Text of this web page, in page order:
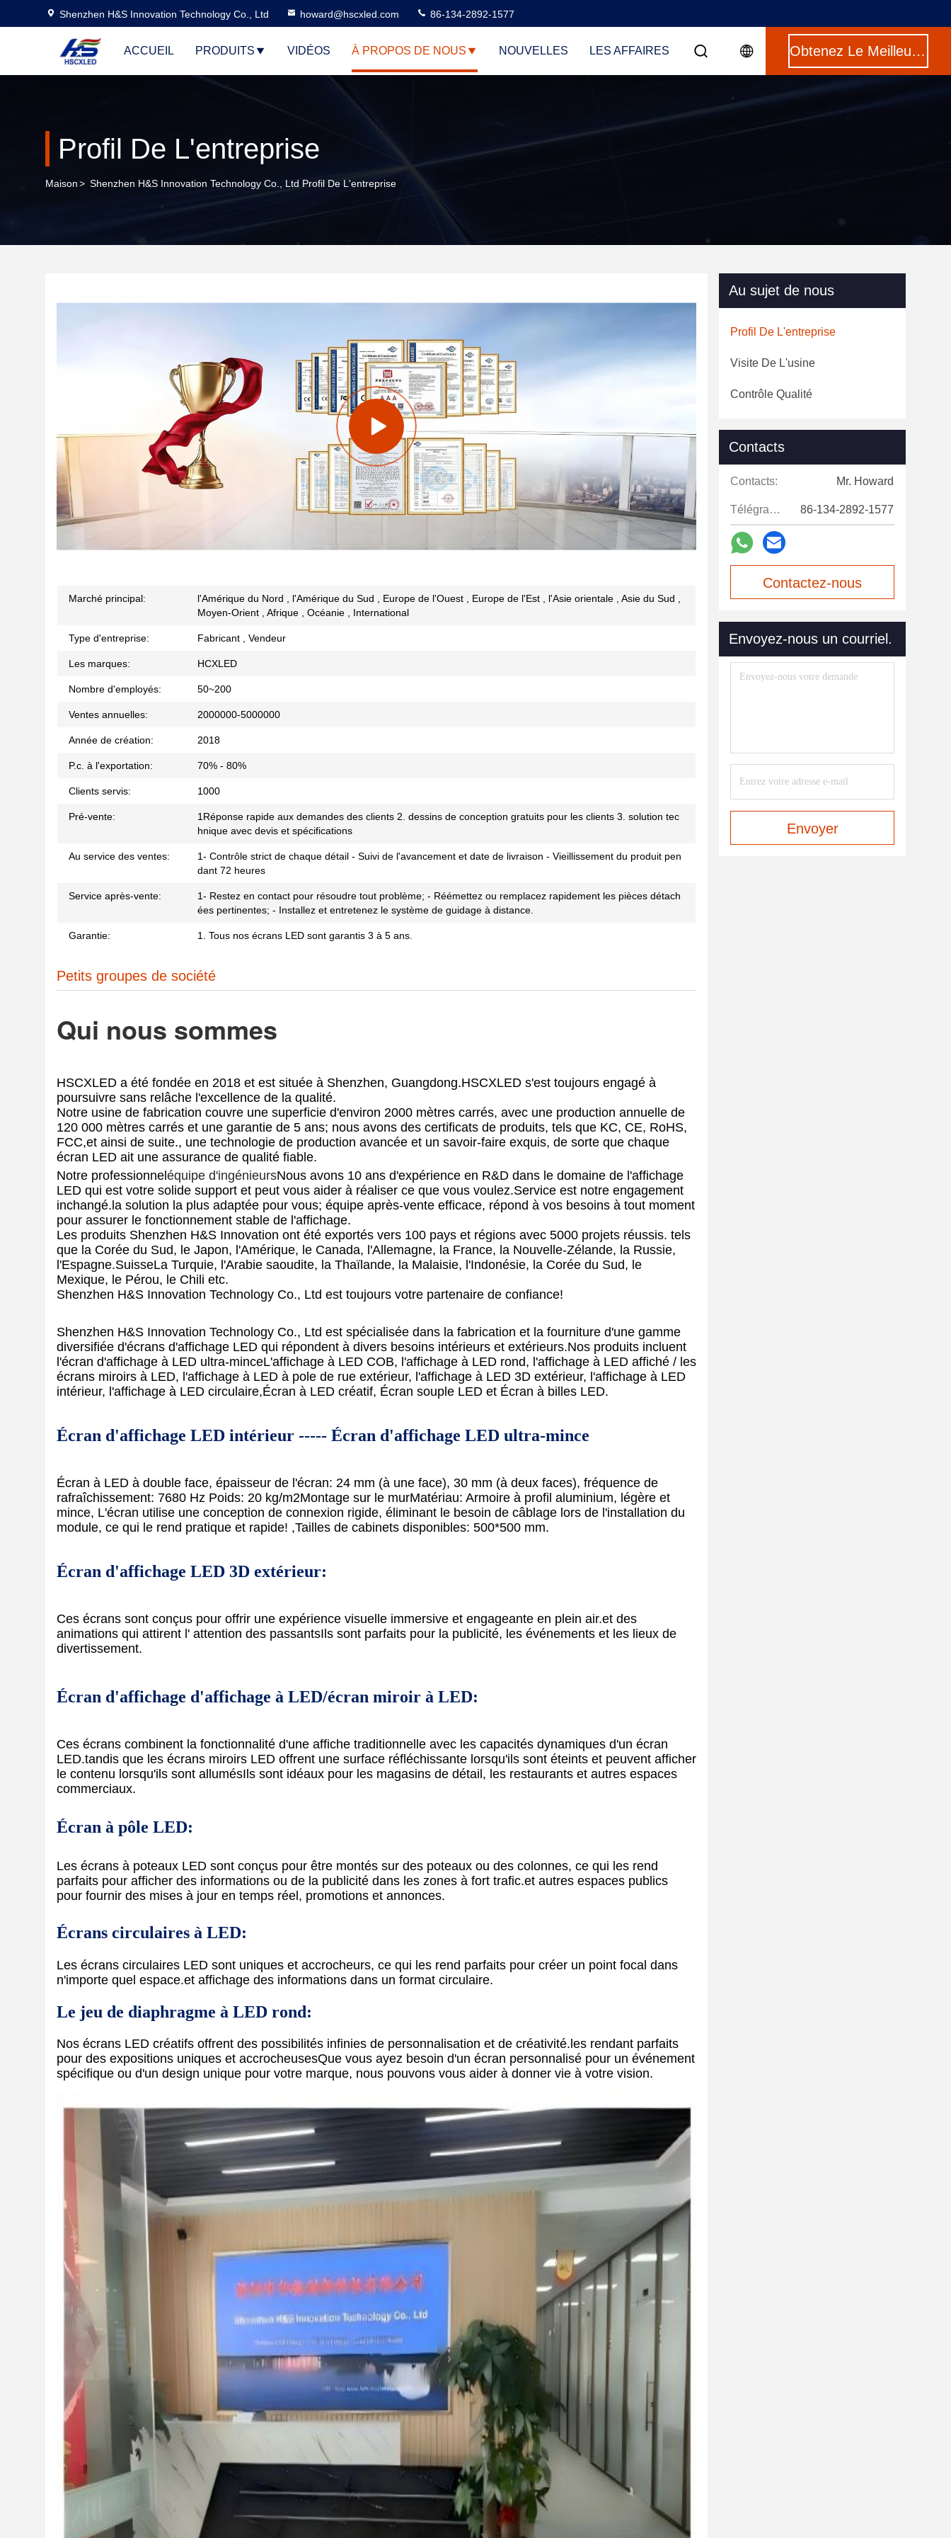
Shenzhen H&S Innovation Technology Co., Ltd howard@hscxled.com 86-134-2892-1577
ACCUEIL PRODUITS VIDÉOS À PROPOS DE NOUS NOUVELLES LES AFFAIRES Obtenez Le Meilleur Prix
Profil De L'entreprise
Maison> Shenzhen H&S Innovation Technology Co., Ltd Profil De L'entreprise
Marché principal:
l'Amérique du Nord , l'Amérique du Sud , Europe de l'Ouest , Europe de l'Est , l'Asie orientale , Asie du Sud ,
Moyen-Orient , Afrique , Océanie , International
Type d'entreprise: Fabricant , Vendeur
Les marques: HCXLED
Nombre d'employés: 50~200
Ventes annuelles: 2000000-5000000
Année de création: 2018
P.c. à l'exportation: 70% - 80%
Clients servis: 1000
Pré-vente:
1Réponse rapide aux demandes des clients 2. dessins de conception gratuits pour les clients 3. solution tec
hnique avec devis et spécifications
Au service des ventes:
1- Contrôle strict de chaque détail - Suivi de l'avancement et date de livraison - Vieillissement du produit pen
dant 72 heures
Service après-vente:
1- Restez en contact pour résoudre tout problème; - Réémettez ou remplacez rapidement les pièces détach
ées pertinentes; - Installez et entretenez le système de guidage à distance.
Garantie: 1. Tous nos écrans LED sont garantis 3 à 5 ans.
Petits groupes de société
Qui nous sommes
HSCXLED a été fondée en 2018 et est située à Shenzhen, Guangdong.HSCXLED s'est toujours engagé à
poursuivre sans relâche l'excellence de la qualité.
Notre usine de fabrication couvre une superficie d'environ 2000 mètres carrés, avec une production annuelle de
120 000 mètres carrés et une garantie de 5 ans; nous avons des certificats de produits, tels que KC, CE, RoHS,
FCC,et ainsi de suite., une technologie de production avancée et un savoir-faire exquis, de sorte que chaque
écran LED ait une assurance de qualité fiable.
Notre professionnel équipe d'ingénieursNous avons 10 ans d'expérience en R&D dans le domaine de l'affichage
LED qui est votre solide support et peut vous aider à réaliser ce que vous voulez.Service est notre engagement
inchangé.la solution la plus adaptée pour vous; équipe après-vente efficace, répond à vos besoins à tout moment
pour assurer le fonctionnement stable de l'affichage.
Les produits Shenzhen H&S Innovation ont été exportés vers 100 pays et régions avec 5000 projets réussis. tels
que la Corée du Sud, le Japon, l'Amérique, le Canada, l'Allemagne, la France, la Nouvelle-Zélande, la Russie,
l'Espagne.SuisseLa Turquie, l'Arabie saoudite, la Thaïlande, la Malaisie, l'Indonésie, la Corée du Sud, le
Mexique, le Pérou, le Chili etc.
Shenzhen H&S Innovation Technology Co., Ltd est toujours votre partenaire de confiance!
Shenzhen H&S Innovation Technology Co., Ltd est spécialisée dans la fabrication et la fourniture d'une gamme
diversifiée d'écrans d'affichage LED qui répondent à divers besoins intérieurs et extérieurs.Nos produits incluent
l'écran d'affichage à LED ultra-minceL'affichage à LED COB, l'affichage à LED rond, l'affichage à LED affiché / les
écrans miroirs à LED, l'affichage à LED à pole de rue extérieur, l'affichage à LED 3D extérieur, l'affichage à LED
intérieur, l'affichage à LED circulaire,Écran à LED créatif, Écran souple LED et Écran à billes LED.
Écran d'affichage LED intérieur ----- Écran d'affichage LED ultra-mince
Écran à LED à double face, épaisseur de l'écran: 24 mm (à une face), 30 mm (à deux faces), fréquence de
rafraîchissement: 7680 Hz Poids: 20 kg/m2Montage sur le murMatériau: Armoire à profil aluminium, légère et
mince, L'écran utilise une conception de connexion rigide, éliminant le besoin de câblage lors de l'installation du
module, ce qui le rend pratique et rapide! ,Tailles de cabinets disponibles: 500*500 mm.
Écran d'affichage LED 3D extérieur:
Ces écrans sont conçus pour offrir une expérience visuelle immersive et engageante en plein air.et des
animations qui attirent l' attention des passantsIls sont parfaits pour la publicité, les événements et les lieux de
divertissement.
Écran d'affichage d'affichage à LED/écran miroir à LED:
Ces écrans combinent la fonctionnalité d'une affiche traditionnelle avec les capacités dynamiques d'un écran
LED.tandis que les écrans miroirs LED offrent une surface réfléchissante lorsqu'ils sont éteints et peuvent afficher
le contenu lorsqu'ils sont allumésIls sont idéaux pour les magasins de détail, les restaurants et autres espaces
commerciaux.
Écran à pôle LED:
Les écrans à poteaux LED sont conçus pour être montés sur des poteaux ou des colonnes, ce qui les rend
parfaits pour afficher des informations ou de la publicité dans les zones à fort trafic.et autres espaces publics
pour fournir des mises à jour en temps réel, promotions et annonces.
Écrans circulaires à LED:
Les écrans circulaires LED sont uniques et accrocheurs, ce qui les rend parfaits pour créer un point focal dans
n'importe quel espace.et affichage des informations dans un format circulaire.
Le jeu de diaphragme à LED rond:
Nos écrans LED créatifs offrent des possibilités infinies de personnalisation et de créativité.les rendant parfaits
pour des expositions uniques et accrocheusesQue vous ayez besoin d'un écran personnalisé pour un événement
spécifique ou d'un design unique pour votre marque, nous pouvons vous aider à donner vie à votre vision.
Au sujet de nous
Profil De L'entreprise
Visite De L'usine
Contrôle Qualité
Contacts
Contacts: Mr. Howard
Télégramme: 86-134-2892-1577
Contactez-nous
Envoyez-nous un courriel.
Envoyer